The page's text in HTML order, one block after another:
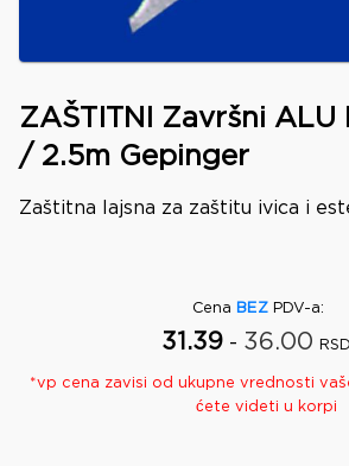
ZAŠTITNI Završni ALU
/ 2.5m Gepinger
Zaštitna lajsna za zaštitu ivica i
Cena BEZ PDV-a:
31.39- 36.00
*vp cena zavisi od ukupne vrednosti
ćete videti u korpi